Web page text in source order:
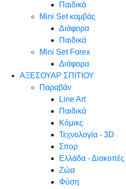
Παιδικά
Mini Set καμβάς
Διάφορα
Παιδικά
Mini Set Forex
Διάφορα
ΑΞΕΣΟΥΑΡ ΣΠΙΤΙΟΥ
Παραβάν
Line Art
Παιδικά
Κόμικς
Τεχνολογία - 3D
Σπορ
Ελλάδα - Διακοπές
Ζώα
Φύση